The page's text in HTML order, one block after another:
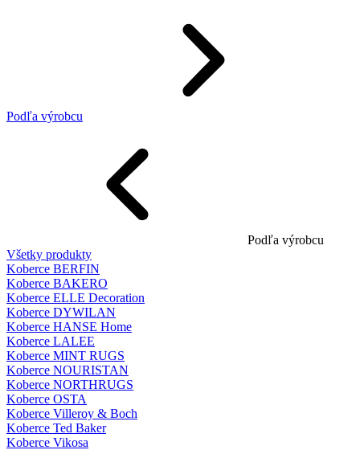
Podľa výrobcu
Podľa výrobcu
Všetky produkty
Koberce BERFIN
Koberce BAKERO
Koberce ELLE Decoration
Koberce DYWILAN
Koberce HANSE Home
Koberce LALEE
Koberce MINT RUGS
Koberce NOURISTAN
Koberce NORTHRUGS
Koberce OSTA
Koberce Villeroy & Boch
Koberce Ted Baker
Koberce Vikosa